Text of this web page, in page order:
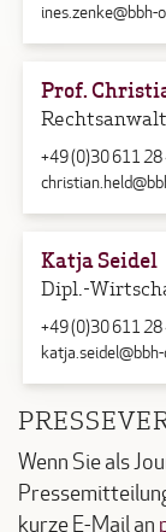
ines.zenke@bbh-
Prof.
+49 (0)30 611
Katja Seidel
Dipl.-
+49 (0)30 611
Wenn Sie als
kurze E-Mail an